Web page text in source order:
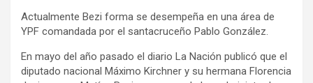
Actualmente Bezi forma se desempeña en una área de
YPF comandada por el santacruceño Pablo González.
En mayo del año pasado el diario La Nación publicó que el
diputado nacional Máximo Kirchner y su hermana Florencia